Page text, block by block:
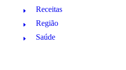
Receitas
Região
Saúde